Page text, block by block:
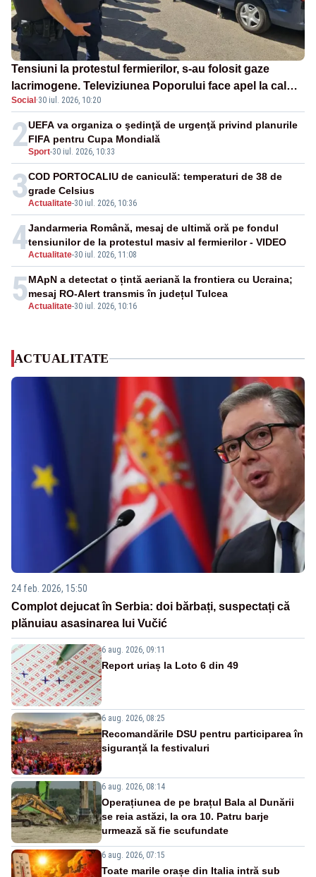
Tensiuni la protestul fermierilor, s-au folosit gaze
lacrimogene. Televiziunea Poporului face apel la calm
– LIVE TEXT
Social ·30 iul. 2026, 10:20
2Sport-30 iul. 2026, 10:33
UEFA va organiza o şedinţă de urgenţă privind planurile
FIFA pentru Cupa Mondială
3Actualitate-30 iul. 2026, 10:36
COD PORTOCALIU de caniculă: temperaturi de 38 de
grade Celsius
4Actualitate-30 iul. 2026, 11:08
Jandarmeria Română, mesaj de ultimă oră pe fondul
tensiunilor de la protestul masiv al fermierilor - VIDEO
5Actualitate-30 iul. 2026, 10:16
MApN a detectat o țintă aeriană la frontiera cu Ucraina;
mesaj RO-Alert transmis în județul Tulcea
ACTUALITATE
24 feb. 2026, 15:50
Complot dejucat în Serbia: doi bărbați, suspectați că
plănuiau asasinarea lui Vučić
6 aug. 2026, 09:11
Report uriaș la Loto 6 din 49
6 aug. 2026, 08:25
Recomandările DSU pentru participarea în
siguranță la festivaluri
6 aug. 2026, 08:14
Operațiunea de pe brațul Bala al Dunării
se reia astăzi, la ora 10. Patru barje
urmează să fie scufundate
6 aug. 2026, 07:15
Toate marile orașe din Italia intră sub